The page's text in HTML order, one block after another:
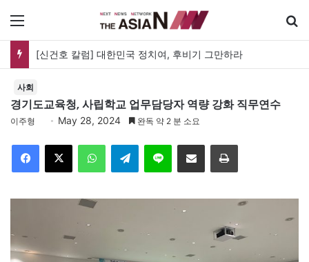
[신건호 칼럼] 대한민국 정치여, 후비기 그만하라
사회
경기도교육청, 사립학교 업무담당자 역량 강화 직무연수
이주형 May 28, 2024 완독 약 2 분 소요
Telegram 이메일